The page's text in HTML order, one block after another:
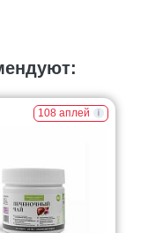
108 аплей